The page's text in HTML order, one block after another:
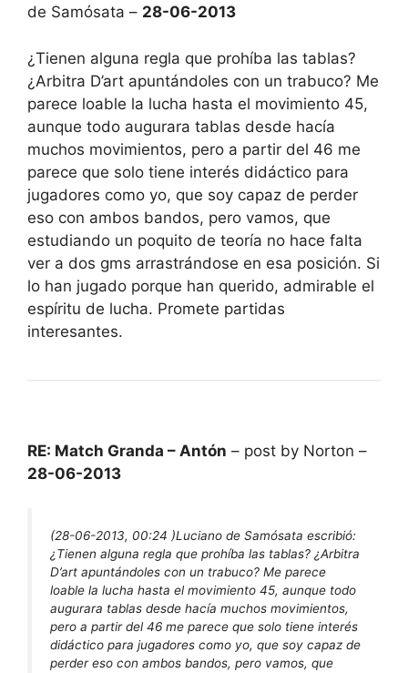
de Samósata – 28-06-2013
¿Tienen alguna regla que prohíba las tablas?
¿Arbitra D’art apuntándoles con un trabuco? Me
parece loable la lucha hasta el movimiento 45,
aunque todo augurara tablas desde hacía
muchos movimientos, pero a partir del 46 me
parece que solo tiene interés didáctico para
jugadores como yo, que soy capaz de perder
eso con ambos bandos, pero vamos, que
estudiando un poquito de teoría no hace falta
ver a dos gms arrastrándose en esa posición. Si
lo han jugado porque han querido, admirable el
espíritu de lucha. Promete partidas
interesantes.
RE: Match Granda – Antón – post by Norton –
28-06-2013
(28-06-2013, 00:24 )Luciano de Samósata escribió:
¿Tienen alguna regla que prohíba las tablas? ¿Arbitra
D’art apuntándoles con un trabuco? Me parece
loable la lucha hasta el movimiento 45, aunque todo
augurara tablas desde hacía muchos movimientos,
pero a partir del 46 me parece que solo tiene interés
didáctico para jugadores como yo, que soy capaz de
perder eso con ambos bandos, pero vamos, que